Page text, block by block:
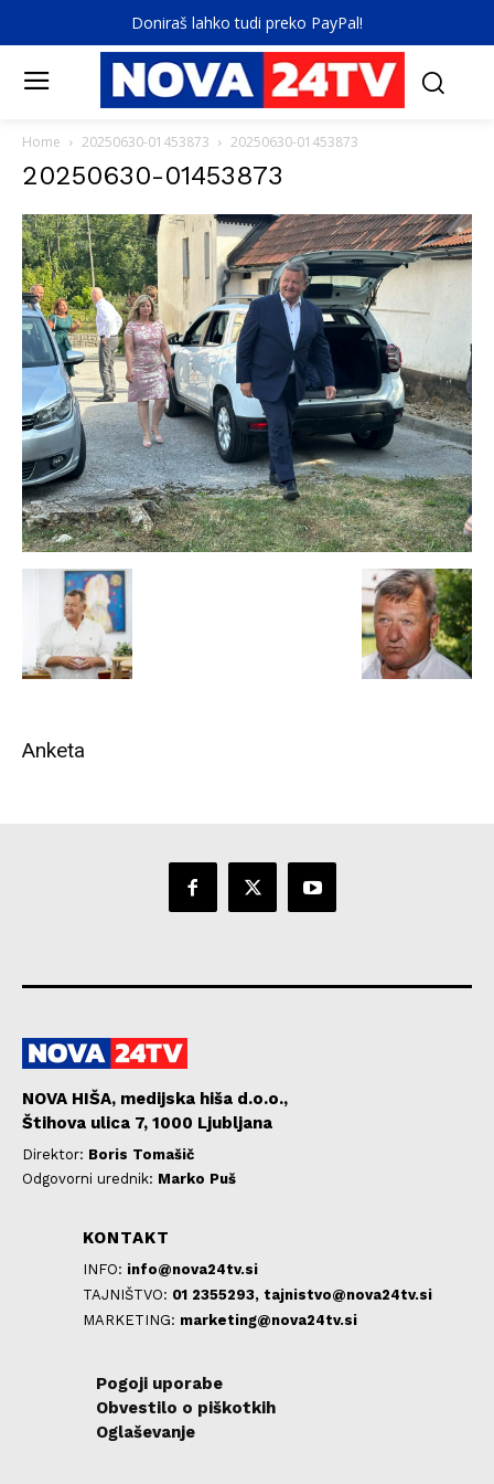
Doniraš lahko tudi preko PayPal!
Home 20250630-01453873 20250630-01453873
20250630-01453873
Anketa
NOVA HIŠA, medijska hiša d.o.o.,
Štihova ulica 7, 1000 Ljubljana
Direktor: Boris Tomašič
Odgovorni urednik: Marko Puš
KONTAKT
INFO: info@nova24tv.si
TAJNIŠTVO: 01 2355293, tajnistvo@nova24tv.si
MARKETING: marketing@nova24tv.si
Pogoji uporabe
Obvestilo o piškotkih
Oglaševanje